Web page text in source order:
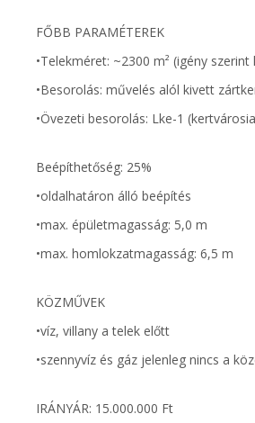
FŐBB PARAMÉTEREK
•Telekméret: ~2300 m² (igény szerint
•Besorolás: művelés alól kivett
•Övezeti besorolás: Lke-1
Beépíthetőség: 25%
•oldalhatáron álló beépítés
•max. épületmagasság: 5,0 m
•max. homlokzatmagasság: 6,5 m
KÖZMŰVEK
•víz, villany a telek előtt
•szennyvíz és gáz jelenleg nincs a
IRÁNYÁR: 15.000.000 Ft